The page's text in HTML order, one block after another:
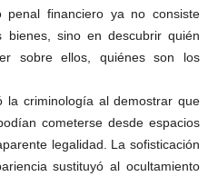
financiero ya no consiste
bienes, sino en descubrir quién
sobre ellos, quiénes son los
la criminología al demostrar que
cometerse desde espacios
legalidad. La sofisticación
sustituyó al ocultamiento